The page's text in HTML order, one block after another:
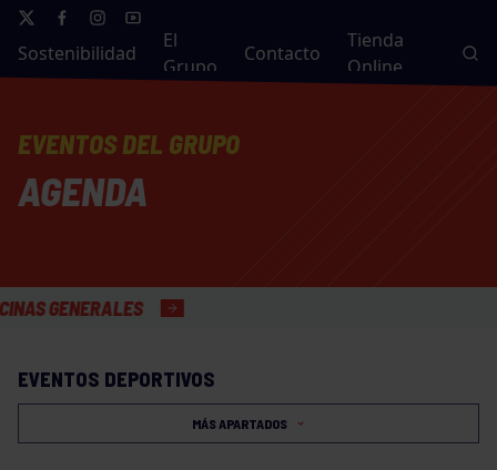
Sostenibilidad
El
Grupo
Contacto
Tienda
Online
EVENTOS DEL GRUPO
AGENDA
GENERALES
EVENTOS DEPORTIVOS
MÁS APARTADOS